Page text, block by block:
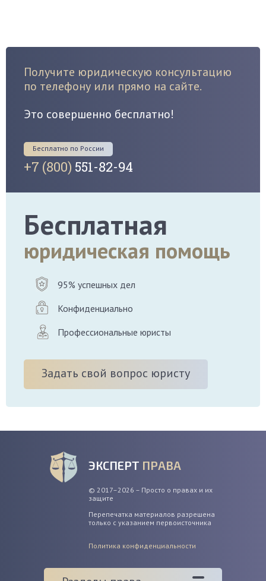
Получите юридическую консультацию
по телефону или прямо на сайте.
Это совершенно бесплатно!
Бесплатно по России
+7 (800) 551-82-94
Бесплатная
юридическая помощь
95% успешных дел
Конфиденциально
Профессиональные юристы
Задать свой вопрос юристу
ЭКСПЕРТ ПРАВА
© 2017–2026 – Просто о правах и их
защите
Перепечатка материалов разрешена
только с указанием первоисточника
Политика конфиденциальности